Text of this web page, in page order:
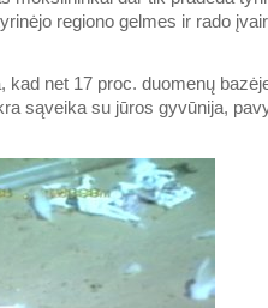
regiono gelmes ir rado
kad net 17 proc. duomenų
sąveika su jūros gyvūnija,